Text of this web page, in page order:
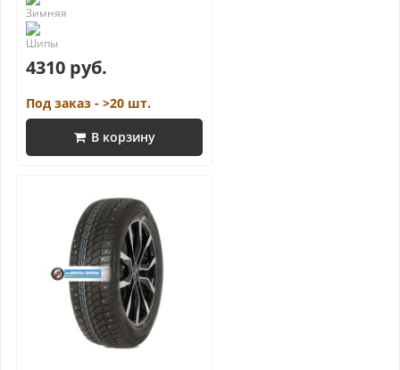
4310 руб.
Под заказ - >20 шт.
В корзину